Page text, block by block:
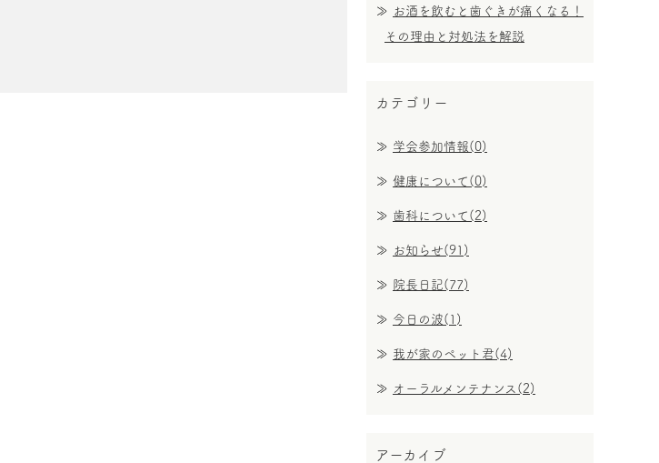
お酒を飲むと歯ぐきが痛くなる！
その理由と対処法を解説
カテゴリー
学会参加情報(0)
健康について(0)
歯科について(2)
お知らせ(91)
院長日記(77)
今日の波(1)
我が家のペット君(4)
オーラルメンテナンス(2)
アーカイブ